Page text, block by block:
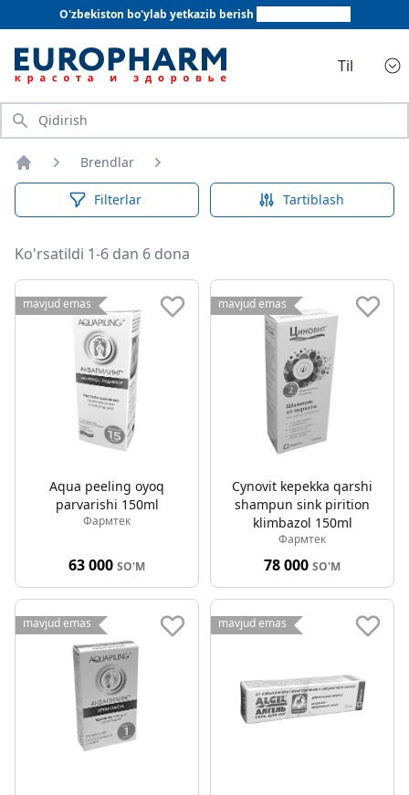
O'zbekiston bo'ylab yetkazib berish
Til
Qidirish
Bosh sahifa
Brendlar
Filterlar Tartiblash
Ko'rsatildi 1-6 dan 6 dona
mavjud emas
Aqua peeling oyoq
parvarishi 150ml
Фармтек
63 000 SO'M
mavjud emas
Cynovit kepekka qarshi
shampun sink pirition
klimbazol 150ml
Фармтек
78 000 SO'M
mavjud emas mavjud emas